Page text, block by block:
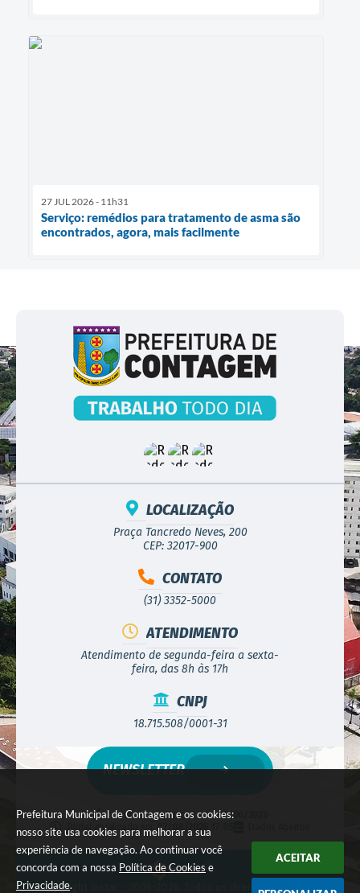
Prefeitura Municipal de Contagem e os cookies:
nosso site usa cookies para melhorar a sua
experiência de navegação. Ao continuar você
concorda com a nossa Política de Cookies e
Privacidade.
ACEITAR
27 JUL 2026 - 11h31
Serviço: remédios para tratamento de asma são
encontrados, agora, mais facilmente
LOCALIZAÇÃO
Praça Tancredo Neves, 200
CEP: 32017-900
CONTATO
(31) 3352-5000
ATENDIMENTO
Atendimento de segunda-feira a sexta-
feira, das 8h às 17h
CNPJ
18.715.508/0001-31
Versão do Sistema:3.5.3 - 19/06/2026
Portal atualizado em:
07/08/2026 17:05
NEWSLETTER
© Copyright Instar - 2006-2026. Todos os direitos reservados -